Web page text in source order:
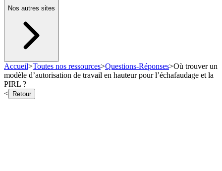
Nos autres sites
Accueil>Toutes nos ressources>Questions-Réponses>Où trouver un
modèle d’autorisation de travail en hauteur pour l’échafaudage et la
PIRL ?
<
Retour